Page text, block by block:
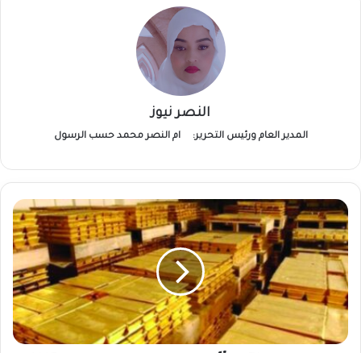
النصر نيوز
المدير العام ورئيس التحرير: ام النصر محمد حسب الرسول
وزير
المعادن:
«70»
طنّاً
إنتاج
السودان
من
الذهب
خلال